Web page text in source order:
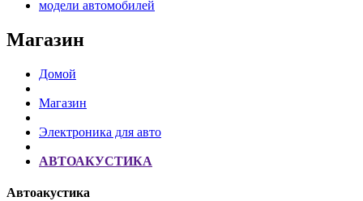
модели автомобилей
Магазин
Домой
Магазин
Электроника для авто
АВТОАКУСТИКА
Автоакустика